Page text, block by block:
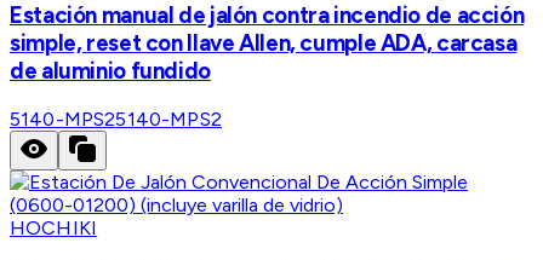
Estación manual de jalón contra incendio de acción
simple, reset con llave Allen, cumple ADA, carcasa
de aluminio fundido
5140-MPS25140-MPS2
HOCHIKI